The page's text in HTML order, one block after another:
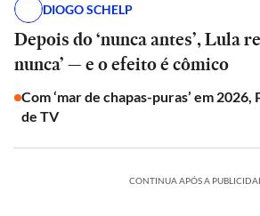
DIOGO SCHELP
Depois do ‘nunca antes’, Lula
nunca’ — e o efeito é cômico
Com ‘mar de chapas-puras’ em
de TV
CONTINUA APÓS A